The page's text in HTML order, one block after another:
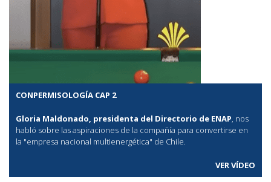
CONPERMISOLOGÍA CAP 2
Gloria Maldonado, presidenta del Directorio de ENAP , nos
habló sobre las aspiraciones de la compañía para convertirse en
la "empresa nacional multienergética" de Chile.
VER VÍDEO